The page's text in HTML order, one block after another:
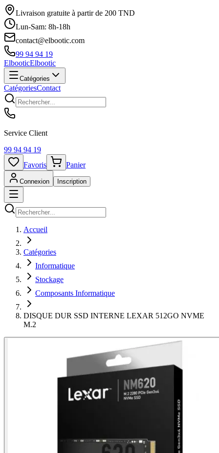
Livraison gratuite à partir de 200 TND
Lun-Sam: 8h-18h
contact@elbootic.com
99 94 94 19
ElbooticElbootic
Catégories
CatégoriesContact
Service Client
99 94 94 19
Favoris
Panier
Connexion Inscription
Accueil
Catégories
Informatique
Stockage
Composants Informatique
DISQUE DUR SSD INTERNE LEXAR 512GO NVME
M.2